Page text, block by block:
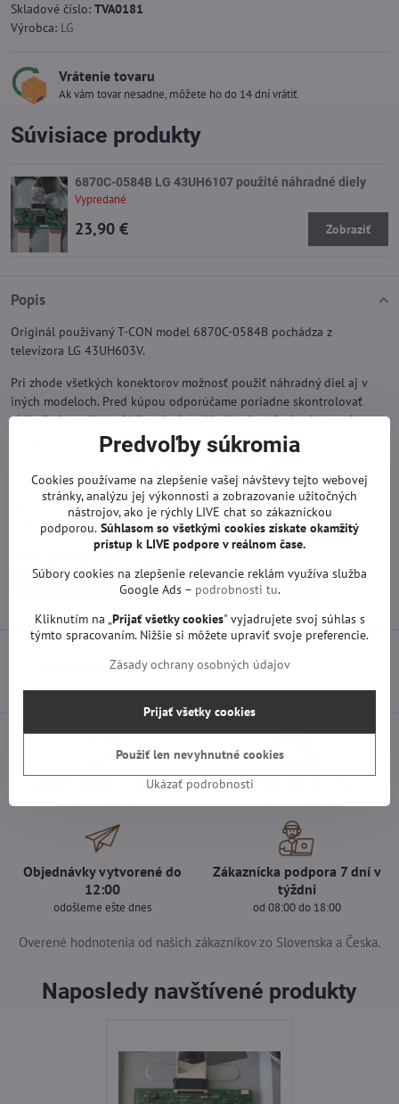
Skladové číslo: TVA0181
Výrobca: LG
Vrátenie tovaru
Ak vám tovar nesadne, môžete ho do 14 dní vrátiť.
Popis
Originál používaný T-CON model 6870C-0584B pochádza z
televízora LG 43UH603V.
Pri zhode všetkých konektorov možnosť použiť náhradný diel aj v
iných modeloch. Pred kúpou odporúčame poriadne skontrolovať
akékoľvek rozdiely s Vašou doskou. V prípade otázok nás, prosím,
Náhradné diely na LG TV sú funkčné od výroby. Neprebehol na nich
žiadny servis ani oprava.
Viac z kategórie
Náhradné diely | LG TV T-con a iné | LG TV
Predchádzajúci produkt
Súvisiace produkty
6870C-0584B LG 43UH6107 použité náhradné diely
Vypredané
23,90 € Zobraziť
Osobný odber v Trenčíne Doprava len za 2,90 €
Objednávky vytvorené do
12:00
odošleme ešte dnes
Zákaznícka podpora 7 dní v
týždni
od 08:00 do 18:00
Overené hodnotenia od našich zákazníkov zo Slovenska a Česka.
Naposledy navštívené produkty
Predvoľby súkromia
Cookies používame na zlepšenie vašej návštevy tejto webovej
stránky, analýzu jej výkonnosti a zobrazovanie užitočných
nástrojov, ako je rýchly LIVE chat so zákazníckou
podporou. Súhlasom so všetkými cookies získate okamžitý
prístup k LIVE podpore v reálnom čase.
Súbory cookies na zlepšenie relevancie reklám využíva služba
Google Ads – podrobnosti tu.
Kliknutím na „ Prijať všetky cookies" vyjadrujete svoj súhlas s
týmto spracovaním. Nižšie si môžete upraviť svoje preferencie.
Zásady ochrany osobných údajov
Ukázať podrobnosti
Prijať všetky cookies
Použiť len nevyhnutné cookies